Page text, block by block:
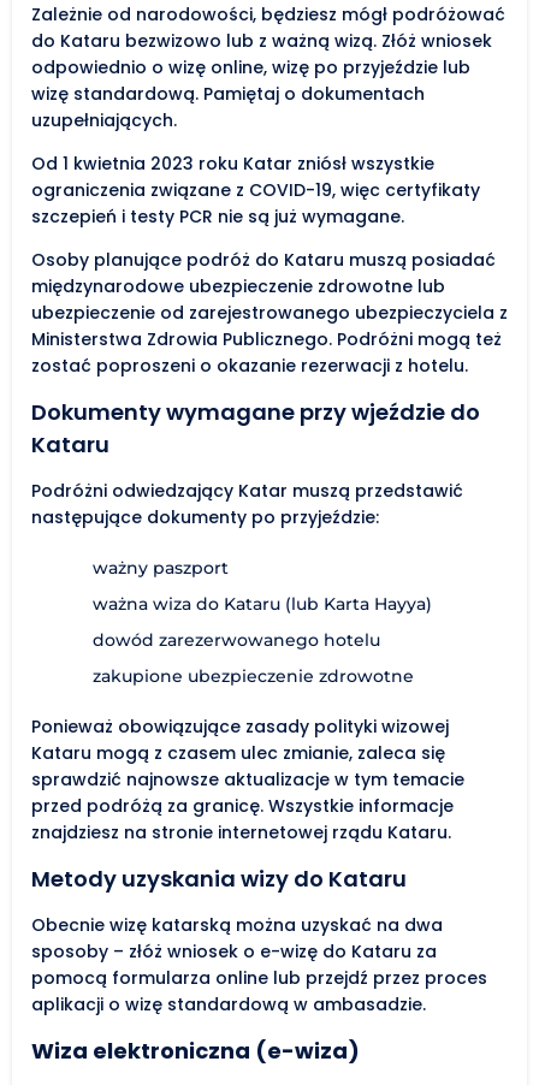
Zależnie od narodowości, będziesz mógł podróżować
do Kataru bezwizowo lub z ważną wizą. Złóż wniosek
odpowiednio o wizę online, wizę po przyjeździe lub
wizę standardową. Pamiętaj o dokumentach
uzupełniających.
Od 1 kwietnia 2023 roku Katar zniósł wszystkie
ograniczenia związane z COVID-19, więc certyfikaty
szczepień i testy PCR nie są już wymagane.
Osoby planujące podróż do Kataru muszą posiadać
międzynarodowe ubezpieczenie zdrowotne lub
ubezpieczenie od zarejestrowanego ubezpieczyciela z
Ministerstwa Zdrowia Publicznego. Podróżni mogą też
zostać poproszeni o okazanie rezerwacji z hotelu.
Dokumenty wymagane przy wjeździe do
Kataru
Podróżni odwiedzający Katar muszą przedstawić
następujące dokumenty po przyjeździe:
ważny paszport
ważna wiza do Kataru (lub Karta Hayya)
dowód zarezerwowanego hotelu
zakupione ubezpieczenie zdrowotne
Ponieważ obowiązujące zasady polityki wizowej
Kataru mogą z czasem ulec zmianie, zaleca się
sprawdzić najnowsze aktualizacje w tym temacie
przed podróżą za granicę. Wszystkie informacje
znajdziesz na stronie internetowej rządu Kataru.
Metody uzyskania wizy do Kataru
Obecnie wizę katarską można uzyskać na dwa
sposoby – złóż wniosek o e-wizę do Kataru za
pomocą formularza online lub przejdź przez proces
aplikacji o wizę standardową w ambasadzie.
Wiza elektroniczna (e-wiza)